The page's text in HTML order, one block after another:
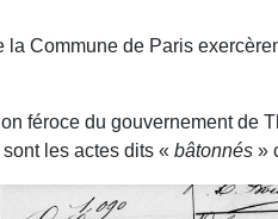
Commune de Paris
féroce du gouvernement
les actes dits « bâtonnés »